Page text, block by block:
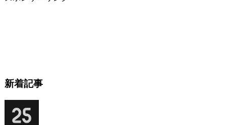
新着記事